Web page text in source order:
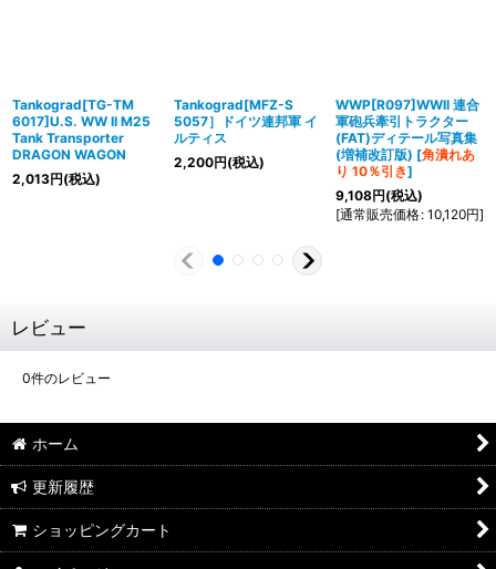
Tankograd[TG-TM
6017]U.S. WW II M25
Tank Transporter
DRAGON WAGON
2,013円(税込)
Tankograd[MFZ-S
5057］ドイツ連邦軍 イ
ルティス
2,200円(税込)
WWP[R097]WWII 連合
軍砲兵牽引トラクター
(FAT)ディテール写真集
(増補改訂版) [角潰れあ
り 10％引き]
9,108円(税込)
[通常販売価格: 10,120円]
レビュー
0件のレビュー
ホーム
更新履歴
ショッピングカート